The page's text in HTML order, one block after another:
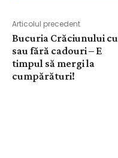
Articolul precedent
Bucuria Crăciunului cu
sau fără cadouri – E
timpul să mergi la
cumpărături!